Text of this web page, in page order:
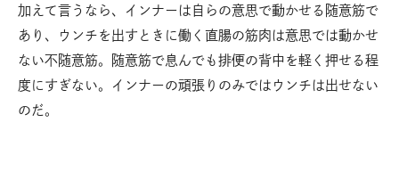
加えて言うなら、インナーは自らの意思で動かせる随意筋で
あり、ウンチを出すときに働く直腸の筋肉は意思では動かせ
ない不随意筋。随意筋で息んでも排便の背中を軽く押せる程
度にすぎない。インナーの頑張りのみではウンチは出せない
のだ。